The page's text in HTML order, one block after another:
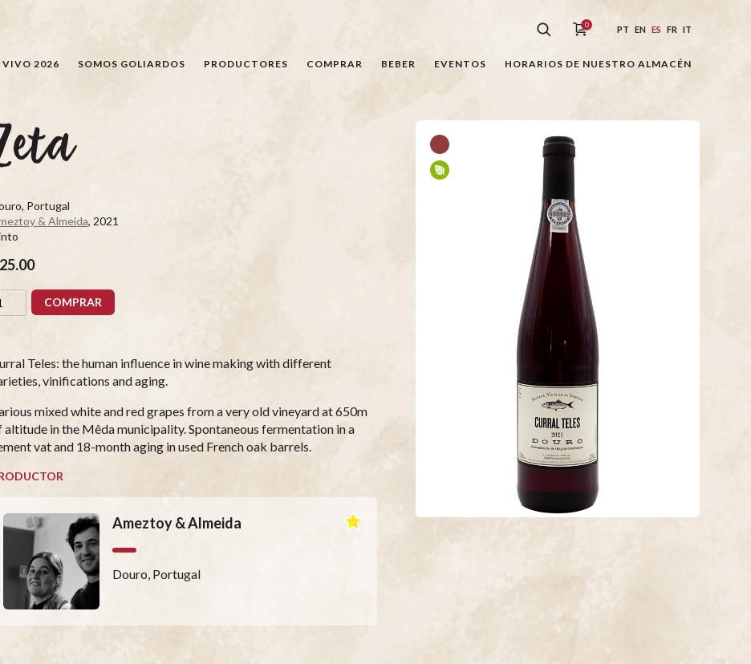
0 PT EN ES FR IT
2026 SOMOS GOLIARDOS PRODUCTORES COMPRAR BEBER EVENTOS HORARIOS DE NUESTRO ALMACÉN
Portugal
& Almeida, 2021
COMPRAR
Teles: the human influence in wine making with different
vinifications and aging.
mixed white and red grapes from a very old vineyard at 650m
altitude in the Mêda municipality. Spontaneous fermentation in a
vat and 18-month aging in used French oak barrels.
Ameztoy & Almeida
Douro, Portugal